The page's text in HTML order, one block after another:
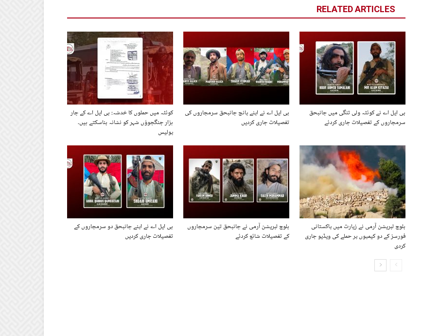
RELATED ARTICLES
کوئٹہ میں حملوں کا خدشہ: بی ایل اے کے چار
ہزار جنگجوؤں شہر کو نشانہ بناسکتے ہیں۔
پولیس
بی ایل اے نے اپنے پانچ جانبحق سرمچاروں کی
تفصیلات جاری کردیں
بی ایل اے نے کوئٹہ ولی تنگی میں جانبحق
سرمچاروں کے تفصیلات جاری کردئے
بی ایل اے نے اپنے جانبحق دو سرمچاروں کے
تفصیلات جاری کردیں
بلوچ لبریشن آرمی نے جانبحق تین سرمچاروں
کے تفصیلات شائع کردئے
بلوچ لبریشن آرمی نے زیارت میں پاکستانی
فورسز کے دو کیمپوں پر حملے کی ویڈیو جاری
کردی